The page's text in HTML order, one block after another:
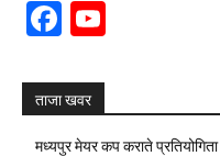
Facebook
ताजा खवर
मध्यपुर मेयर कप कराते